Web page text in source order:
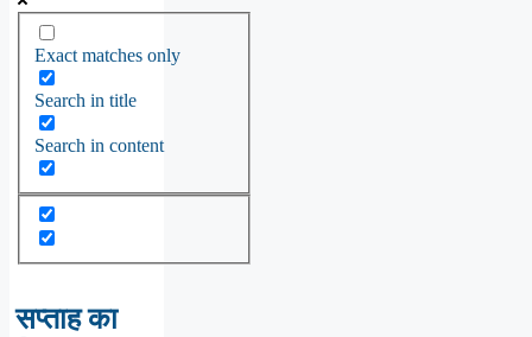
Exact matches only
Search in title
Search in content
सप्ताह का